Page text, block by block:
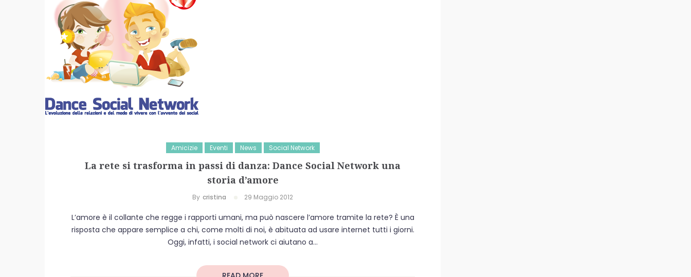
Amicizie Eventi News Social Network
La rete si trasforma in passi di danza: Dance Social Network una
storia d’amore
By Cristina 29 Maggio 2012
L’amore è il collante che regge i rapporti umani, ma può nascere l’amore tramite la rete? È una
risposta che appare semplice a chi, come molti di noi, è abituata ad usare internet tutti i giorni.
Oggi, infatti, i social network ci aiutano a...